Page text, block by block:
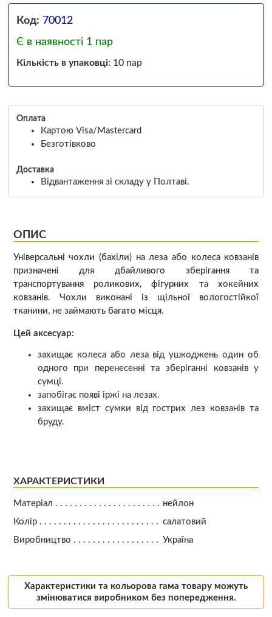
Код: 70012
Є в наявності 1 пар
Кількість в упаковці:10 пар
Оплата
Картою Visa/Mastercard
Безготівково
Доставка
Відвантаження зі складу у Полтаві.
ОПИС
Універсальні чохли (бахіли) на леза або колеса ковзанів
призначені для дбайливого зберігання та
транспортування роликових, фігурних та хокейних
ковзанів. Чохли виконані із щільної вологостійкої
тканини, не займають багато місця.
Цей аксесуар:
захищає колеса або леза від ушкоджень один об
одного при перенесенні та зберіганні ковзанів у
сумці.
запобігає появі іржі на лезах.
захищає вміст сумки від гострих лез ковзанів та
бруду.
ХАРАКТЕРИСТИКИ
Матеріал
нейлон
Колір
салатовий
Виробництво
Україна
Характеристики та кольорова гама товару можуть
змінюватися виробником без попередження.